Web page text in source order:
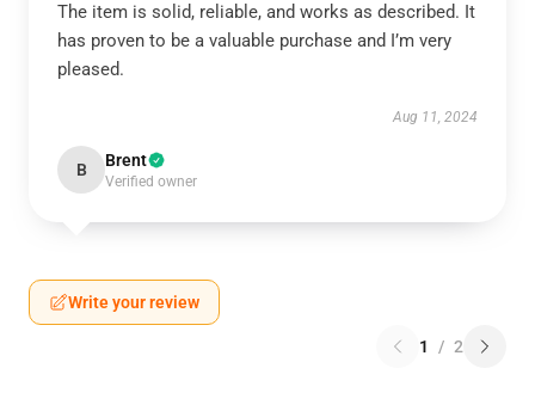
The item is solid, reliable, and works as described. It
has proven to be a valuable purchase and I’m very
pleased.
Aug 11, 2024
B Brent
Verified owner
Write your review
1 / 2